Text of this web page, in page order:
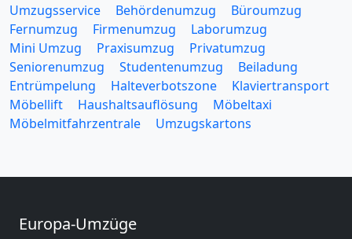
Umzugsservice Behördenumzug
Büroumzug
Fernumzug
Firmenumzug
Laborumzug
Mini Umzug
Praxisumzug
Privatumzug
Seniorenumzug
Studentenumzug
Beiladung
Entrümpelung
Halteverbotszone
Klaviertransport
Möbellift
Haushaltsauflösung
Möbeltaxi
Möbelmitfahrzentrale
Umzugskartons
Europa-Umzüge